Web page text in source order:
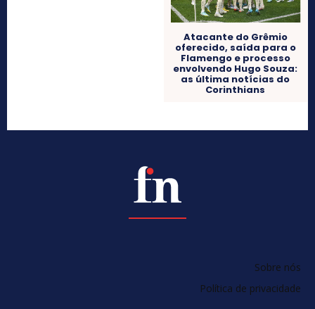
Atacante do Grêmio
oferecido, saída para o
Flamengo e processo
envolvendo Hugo Souza:
as última notícias do
Corinthians
Sobre nós
Política de privacidade